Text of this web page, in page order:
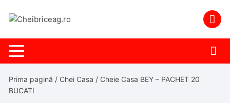
Prima pagină / Chei Casa / Cheie Casa BEY – PACHET 20
BUCATI